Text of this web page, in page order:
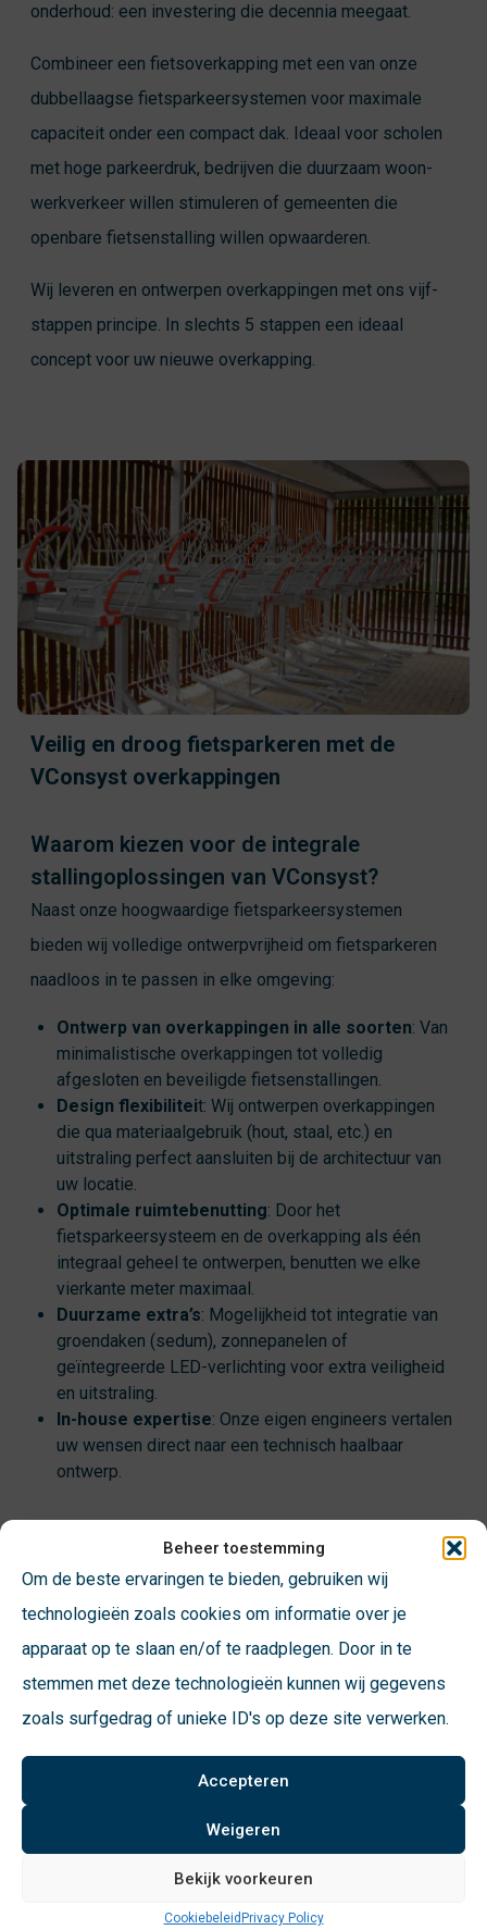
Beheer toestemming
Om de beste ervaringen te bieden, gebruiken wij
technologieën zoals cookies om informatie over je
apparaat op te slaan en/of te raadplegen. Door in te
stemmen met deze technologieën kunnen wij gegevens
zoals surfgedrag of unieke ID's op deze site verwerken.
Accepteren
Weigeren
Bekijk voorkeuren
Cookiebeleid Privacy Policy
onderhoud: een investering die decennia meegaat.
Combineer een fietsoverkapping met een van onze
dubbellaagse fietsparkeersystemen voor maximale
capaciteit onder een compact dak. Ideaal voor scholen
met hoge parkeerdruk, bedrijven die duurzaam woon-
werkverkeer willen stimuleren of gemeenten die
openbare fietsenstalling willen opwaarderen.
Wij leveren en ontwerpen overkappingen met ons vijf-
stappen principe. In slechts 5 stappen een ideaal
concept voor uw nieuwe overkapping.
Veilig en droog fietsparkeren met de
VConsyst overkappingen
Waarom kiezen voor de integrale
stallingoplossingen van VConsyst?
Naast onze hoogwaardige fietsparkeersystemen
bieden wij volledige ontwerpvrijheid om fietsparkeren
naadloos in te passen in elke omgeving:
Ontwerp van overkappingen in alle soorten: Van
minimalistische overkappingen tot volledig
afgesloten en beveiligde fietsenstallingen.
Design flexibiliteit: Wij ontwerpen overkappingen
die qua materiaalgebruik (hout, staal, etc.) en
uitstraling perfect aansluiten bij de architectuur van
uw locatie.
Optimale ruimtebenutting: Door het
fietsparkeersysteem en de overkapping als één
integraal geheel te ontwerpen, benutten we elke
vierkante meter maximaal.
Duurzame extra’s: Mogelijkheid tot integratie van
groendaken (sedum), zonnepanelen of
geïntegreerde LED-verlichting voor extra veiligheid
en uitstraling.
In-house expertise: Onze eigen engineers vertalen
uw wensen direct naar een technisch haalbaar
ontwerp.
Bekijk hieronder hoe VConsyst de gemeente
Helmond geholpen heeft om veiliger te
kunnen fietsparkeren
Onze Account Manager Elco de Jong legt u hieronder uit
bij de Gemeente Helmond,